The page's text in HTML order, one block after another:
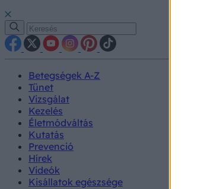
Betegségek A-Z
Tünet
Vizsgálat
Kezelés
Életmódváltás
Kutatás
Prevenció
Hírek
Videók
Kisállatok egészsége